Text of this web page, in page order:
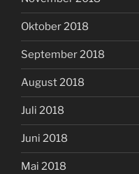
Oktober 2018
September 2018
August 2018
Juli 2018
Juni 2018
Mai 2018